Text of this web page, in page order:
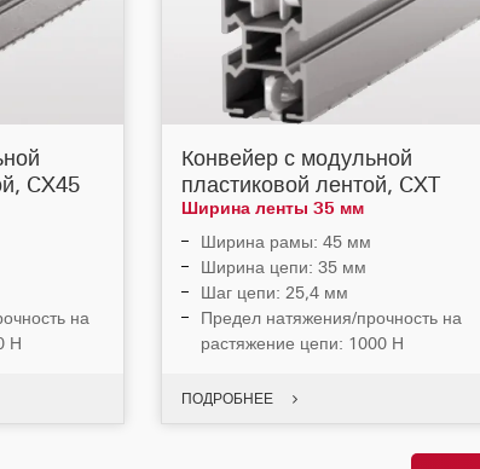
CX45
на
Н
Конвейер с модульной
пластиковой лентой, CXT
Ширина ленты 35 мм
Ширина рамы: 45 мм
Ширина цепи: 35 мм
Шаг цепи: 25,4 мм
Предел натяжения/прочность на
растяжение цепи: 1000 Н
ПОДРОБНЕЕ